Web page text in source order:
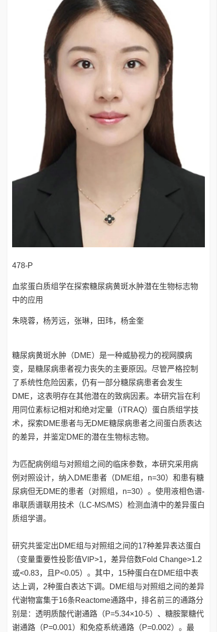
478-P
血浆蛋白质组学在探索糖尿病黄斑水肿潜在生物标志物
中的应用
朱晓蓉，杨芳远，张琳，田玮，杨金奎
糖尿病黄斑水肿（DME）是一种威胁视力的视网膜病
变，是糖尿病患者视力丧失的主要原因。尽管严格控制
了系统性危险因素，仍有一部分糖尿病患者会发生
DME，这表明存在其他潜在的致病因素。本研究旨在利
用同位素标记相对和绝对定量（iTRAQ）蛋白质组学技
术，探索DME患者与无DME糖尿病患者之间蛋白质表达
的差异，并鉴定DME的潜在生物标志物。
为匹配病例组与对照组之间的临床参数，本研究采用病
例对照设计，纳入DME患者（DME组，n=30）和患有糖
尿病但无DME的患者（对照组，n=30）。使用液相色谱-
串联质谱联用技术（LC-MS/MS）检测血清中的差异蛋白
质组学谱。
研究共鉴定出DME组与对照组之间的17种差异表达蛋白
（变量重要性投影值VIP>1，差异倍数Fold Change>1.2
或<0.83，且P<0.05）。其中，15种蛋白在DME组中表
达上调，2种蛋白表达下调。DME组与对照组之间的差异
代谢物富集于16条Reactome通路中，排名前三的通路分
别是：透明质酸代谢通路（P=5.34×10-5）、糖胺聚糖代
谢通路（P=0.001）和免疫系统通路（P=0.002）。最